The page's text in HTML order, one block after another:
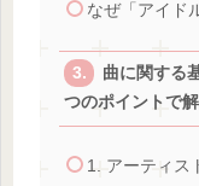
なぜ「アイド
曲に関する
つのポイントで解
1. アーティス